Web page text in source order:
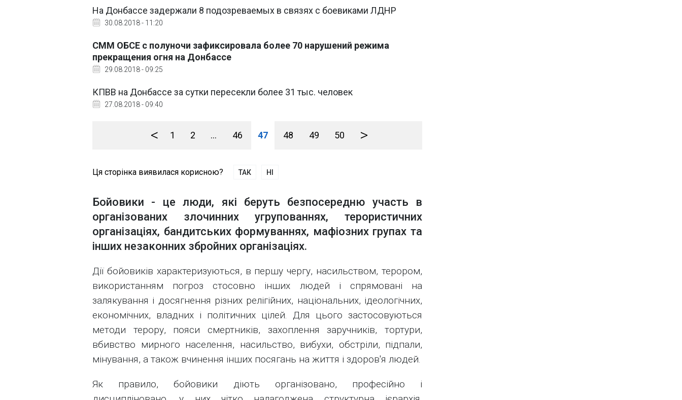
На Донбассе задержали 8 подозреваемых в связях с боевиками ЛДНР
30.08.2018 - 11:20
СММ ОБСЕ с полуночи зафиксировала более 70 нарушений режима
прекращения огня на Донбассе
29.08.2018 - 09:25
КПВВ на Донбассе за сутки пересекли более 31 тыс. человек
27.08.2018 - 09:40
< 1 2 ... 46 47 48 49 50 >
Ця сторінка виявилася корисною? ТАК НІ
Бойовики - це люди, які беруть безпосередню участь в
організованих злочинних угрупованнях, терористичних
організаціях, бандитських формуваннях, мафіозних групах та
інших незаконних збройних організаціях.
Дії бойовиків характеризуються, в першу чергу, насильством, терором,
використанням погроз стосовно інших людей і спрямовані на
залякування і досягнення різних релігійних, національних, ідеологічних,
економічних, владних і політичних цілей. Для цього застосовуються
методи терору, пояси смертників, захоплення заручників, тортури,
вбивство мирного населення, насильство, вибухи, обстріли, підпали,
мінування, а також вчинення інших посягань на життя і здоров'я людей.
Як правило, бойовики діють організовано, професійно і